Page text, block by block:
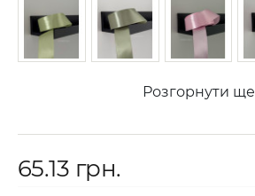
Розгорнути ще
65.13 грн.